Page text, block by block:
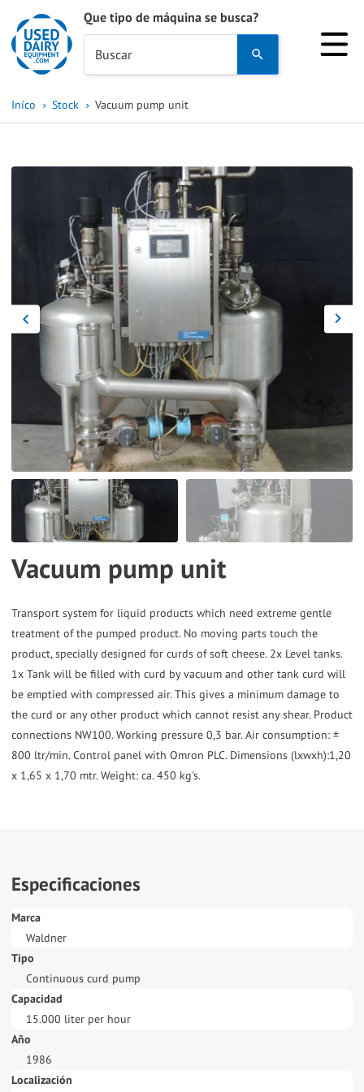
Que tipo de máquina se busca?
Buscar
and
to
select
a
result.
Press
go
to
the
selected
search
result.
Touch
can
use
and
swipe
gestures.
Iníco Stock Vacuum pump unit
Vacuum pump unit
Transport system for liquid products which need extreme gentle
treatment of the pumped product. No moving parts touch the
product, specially designed for curds of soft cheese. 2x Level tanks.
1x Tank will be filled with curd by vacuum and other tank curd will
be emptied with compressed air. This gives a minimum damage to
the curd or any other product which cannot resist any shear. Product
connections NW100. Working pressure 0,3 bar. Air consumption: ±
800 ltr/min. Control panel with Omron PLC. Dimensions (lxwxh):1,20
Especificaciones
Marca
Waldner
Tipo
Continuous curd pump
Capacidad
15.000 liter per hour
Año
1986
Localización